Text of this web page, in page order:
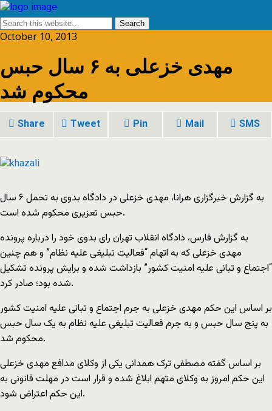
October 10, 2013
مهدی خزعلی به ۶ سال حبس
محکوم شد
Share Tweet Pin Mail SMS
به گزارش خبرگزاری هرانا، مهدی خزعلی در دادگاه بدوی به تحمل ۶ سال
حبس تعزیری محکوم شده است.
به گزارش فارس، دادگاه انقلاب تهران رای بدوی خود را درباره پرونده
مهدی خزعلی که به اتهام “فعالیت تبلیغی علیه نظام” و هم چنین
“اجتماع و تبانی علیه امنیت کشور” بازداشت شده و برایش پرونده تشکیل
شده بود؛ صادر کرد.
بر اساس این حکم مهدی خزعلی به جرم اجتماع و تبانی علیه امنیت کشور
به پنج سال حبس و به جرم فعالیت تبلیغی علیه نظام به یک سال حبس
محکوم شد.
بر اساس گفته مصطفی ترک همدانی یکی از وکلای مدافع مهدی خزعلی
این حکم امروز به وکلای متهم ابلاغ شده و قرار است در مهلت قانونی به
این حکم اعتراض شود.